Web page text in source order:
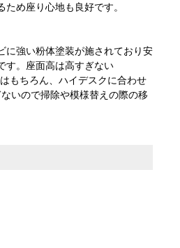
め座り心地も良好です。
に強い粉体塗装が施されており安
す。座面高は高すぎない
もちろん、ハイデスクに合わせ
いので掃除や模様替えの際の移